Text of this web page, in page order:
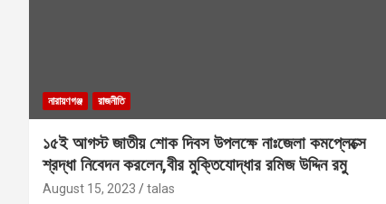
নারায়ণগঞ্জ রাজনীতি
১৫ই আগস্ট জাতীয় শোক দিবস উপলক্ষে নাঃজেলা কমপ্লেক্সে
শ্রদ্ধা নিবেদন করলেন,বীর মুক্তিযোদ্ধার রমিজ উদ্দিন রমু
August 15, 2023 talas